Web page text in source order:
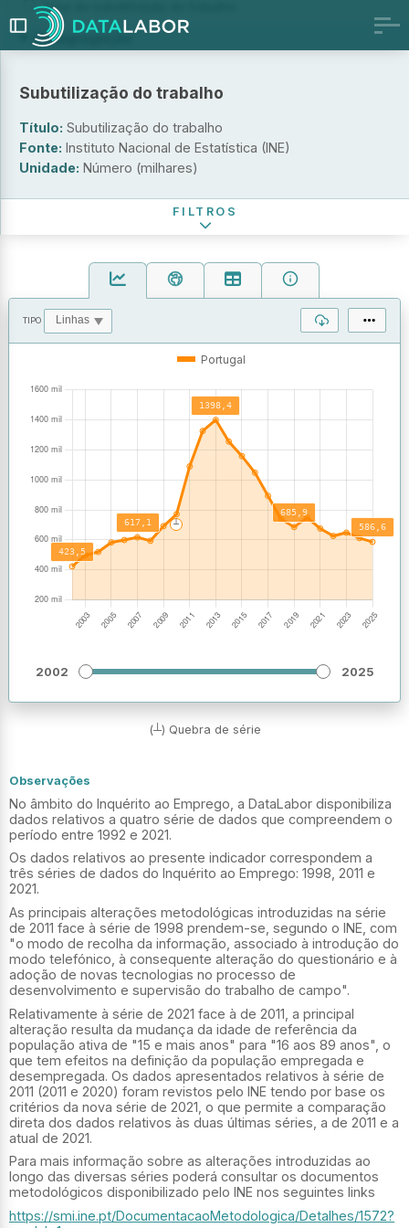
TIPO
Portugal
2002 2025
(┴) Quebra de série
Observações
No âmbito do Inquérito ao Emprego, a DataLabor disponibiliza
dados relativos a quatro série de dados que compreendem o
período entre 1992 e 2021.
Os dados relativos ao presente indicador correspondem a
três séries de dados do Inquérito ao Emprego: 1998, 2011 e
2021.
As principais alterações metodológicas introduzidas na série
de 2011 face à série de 1998 prendem-se, segundo o INE, com
"o modo de recolha da informação, associado à introdução do
modo telefónico, à consequente alteração do questionário e à
adoção de novas tecnologias no processo de
desenvolvimento e supervisão do trabalho de campo".
Relativamente à série de 2021 face à de 2011, a principal
alteração resulta da mudança da idade de referência da
população ativa de "15 e mais anos" para "16 aos 89 anos", o
que tem efeitos na definição da população empregada e
desempregada. Os dados apresentados relativos à série de
2011 (2011 e 2020) foram revistos pelo INE tendo por base os
critérios da nova série de 2021, o que permite a comparação
direta dos dados relativos às duas últimas séries, a de 2011 e a
atual de 2021.
Para mais informação sobre as alterações introduzidas ao
longo das diversas séries poderá consultar os documentos
metodológicos disponibilizado pelo INE nos seguintes links
https://smi.ine.pt/DocumentacaoMetodologica/Detalhes/1572?
Subutilização do trabalho
Título: Subutilização do trabalho
Fonte: Instituto Nacional de Estatística (INE)
Unidade: Número (milhares)
Taxa de subutilização do trabalho
Desagregação
Por grupo etário
Sexo
FILTROS